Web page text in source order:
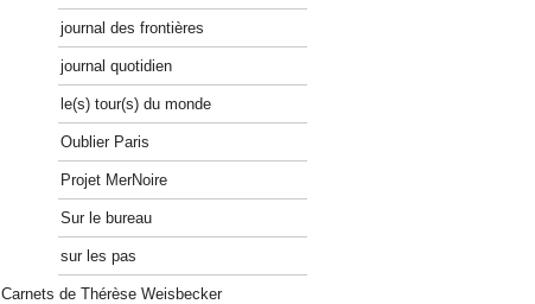
journal des frontières
journal quotidien
le(s) tour(s) du monde
Oublier Paris
Projet MerNoire
Sur le bureau
sur les pas
Carnets de Thérèse Weisbecker